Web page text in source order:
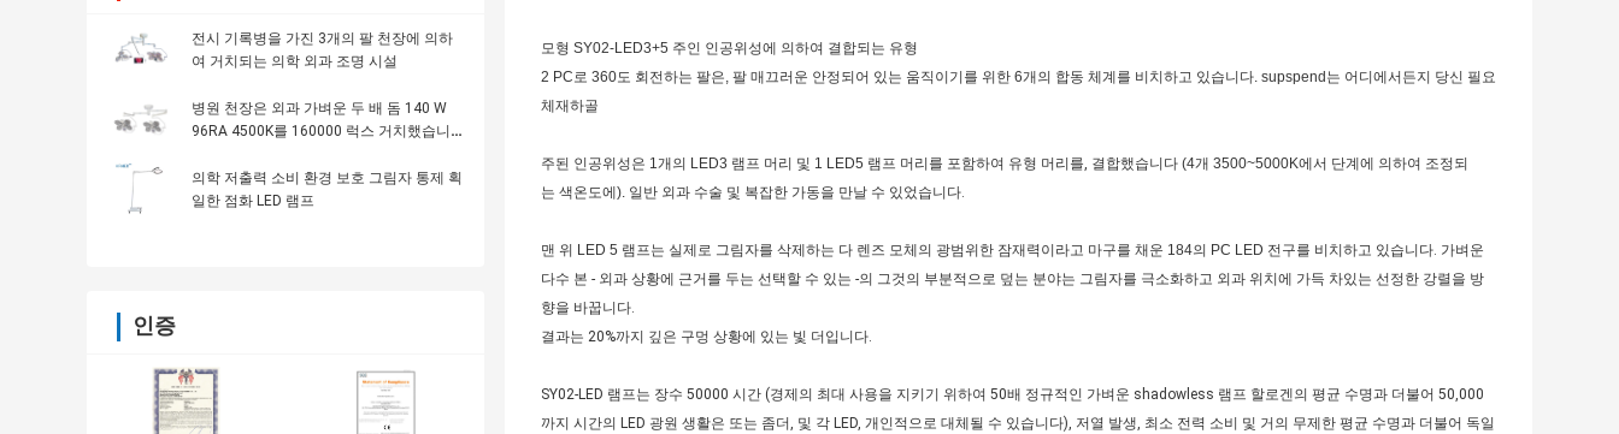
전시 기록병을 가진 3개의 팔 천장에 의하
여 거치되는 의학 외과 조명 시설
병원 천장은 외과 가벼운 두 배 돔 140 W
96RA 4500K를 160000 럭스 거치했습니
의학 저출력 소비 환경 보호 그림자 통제 획
일한 점화 LED 램프
인증
모형 SY02-LED3+5 주인 인공위성에 의하여 결합되는 유형
2 PC로 360도 회전하는 팔은, 팔 매끄러운 안정되어 있는 움직이기를 위한 6개의 합동 체계를 비치하고 있습니다. supspend는 어디에서든지 당신 필요
체재하골
주된 인공위성은 1개의 LED3 램프 머리 및 1 LED5 램프 머리 를 포함하여 유형 머리를, 결합했습니다 (4개 3500~5000K에서 단계에 의하여 조정되
는 색온도에). 일반 외과 수술 및 복잡한 가동을 만날 수 있었습니다.
맨 위 LED 5 램프는 실제로 그림자를 삭제하는 다 렌즈 모체의 광범위한 잠재력이라고 마구를 채운 184의 PC LED 전구를 비치하고 있습니다. 가벼운
다수 본 - 외과 상황에 근거를 두는 선택할 수 있는 -의 그것의 부분적으로 덮는 분야는 그림자를 극소화하고 외과 위치에 가득 차있는 선정한 강렬을 방
향을 바꿉니다.
결과는 20%까지 깊은 구멍 상황에 있는 빛 더입니다.
SY02-LED 램프는 장수 50000 시간 (경제의 최대 사용을 지키기 위하여 50배 정규적인 가벼운 shadowless 램프 할로겐의 평균 수명과 더불어 50,000
까지 시간의 LED 광원 생활은 또는 좀더, 및 각 LED, 개인적으로 대체될 수 있습니다), 저열 발생, 최소 전력 소비 및 거의 무제한 평균 수명과 더불어 독일